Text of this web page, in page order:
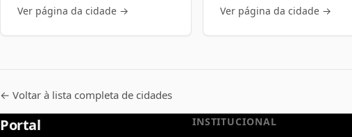
Ver página da cidade → Ver página da cidade →
← Voltar à lista completa de cidades
Portal
INSTITUCIONAL